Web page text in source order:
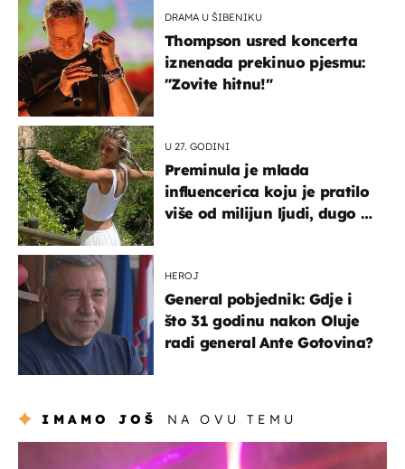
DRAMA U ŠIBENIKU
Thompson usred koncerta
iznenada prekinuo pjesmu:
"Zovite hitnu!"
U 27. GODINI
Preminula je mlada
influencerica koju je pratilo
više od milijun ljudi, dugo se
HEROJ
General pobjednik: Gdje i
što 31 godinu nakon Oluje
radi general Ante Gotovina?
IMAMO JOŠ NA OVU TEMU